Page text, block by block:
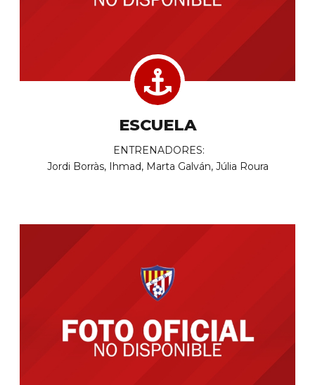
ESCUELA
ENTRENADORES:
Jordi Borràs, Ihmad, Marta Galván, Júlia Roura